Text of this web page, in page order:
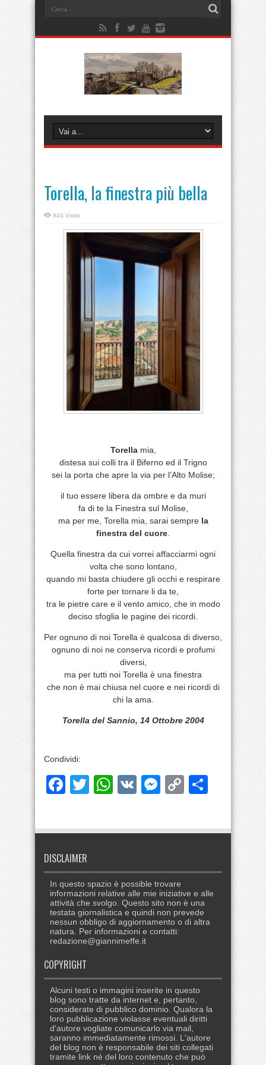
Torella, la finestra più bella
843 Visite
Torellamia,
distesa sui colli tra il Biferno ed il Trigno
sei la porta che apre la via per l’Alto Molise;
il tuo essere libera da ombre e da muri
fa di te la Finestra sul Molise,
ma per me, Torella mia, sarai sempre la
finestra del cuore
Quella finestra da cui vorrei affacciarmi ogni
volta che sono lontano,
quando mi basta chiudere gli occhi e respirare
forte per tornare li da te,
tra le pietre care e il vento amico, che in modo
deciso sfoglia le pagine dei ricordi.
Per ognuno di noi Torella è qualcosa di diverso,
ognuno di noi ne conserva ricordi e profumi
diversi,
ma per tutti noi Torella è una finestra
che non è mai chiusa nel cuore e nei ricordi di
chi la ama.
Torella del Sannio, 14 Ottobre 2004
Condividi:
Facebook
TwitterWhatsApp
VK Messenger
CopyShare
DISCLAIMER
In questo spazio è possible trovare
informazioni relative alle mie iniziative e alle
attività che svolgo. Questo sito non è una
testata giornalistica e quindi non prevede
nessun obbligo di aggiornamento o di altra
natura. Per informazioni e contatti:
redazione@giannimeffe.it
COPYRIGHT
Alcuni testi o immagini inserite in questo
blog sono tratte da internet e, pertanto,
considerate di pubblico dominio. Qualora la
loro pubblicazione violasse eventuali diritti
d'autore vogliate comunicarlo via mail,
saranno immediatamente rimossi. L'autore
del blog non è responsabile dei siti collegati
tramite link né del loro contenuto che può